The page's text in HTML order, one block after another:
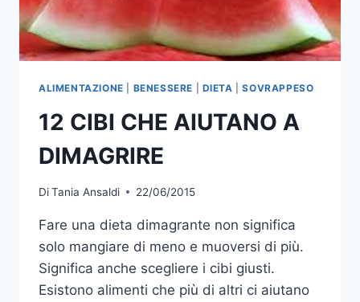
ALIMENTAZIONE BENESSERE DIETA |SOVRAPPESO
12 CIBI CHE AIUTANO A
DIMAGRIRE
DiTania Ansaldi 22/06/2015
Fare una dieta dimagrante non significa
solo mangiare di meno e muoversi di più.
Significa anche scegliere i cibi giusti.
Esistono alimenti che più di altri ci aiutano